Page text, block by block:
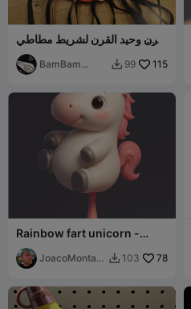
قرن وحيد القرن لشريط مطاطي
/ عقال شعر
BamBam
 99 115
Rainbow fart unicorn -
Unicornio Pedo Arcoiris
JoacoMontag
 103 78